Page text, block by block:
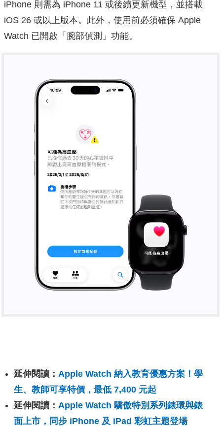
iPhone 則需為 iPhone 11 或後續更新機型，並搭載
iOS 26 或以上版本。此外，使用前必須確保 Apple
Watch 已開啟「腕部偵測」功能。
延伸閱讀： Apple Watch 納入教育優惠方案！學
生、教師可享特價，最低 7,400 元起
延伸閱讀： Apple Watch 驕傲特別系列錶環與錶
面上市，同步 iPhone 及 iPad 彩虹主題登場